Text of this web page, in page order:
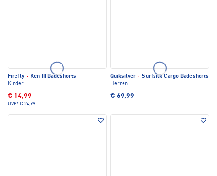
Firefly · Ken III Badeshorts
Kinder
€ 14,99
UVP* € 24,99
Quiksilver · Surfsilk Cargo Badeshorts
Herren
€ 69,99